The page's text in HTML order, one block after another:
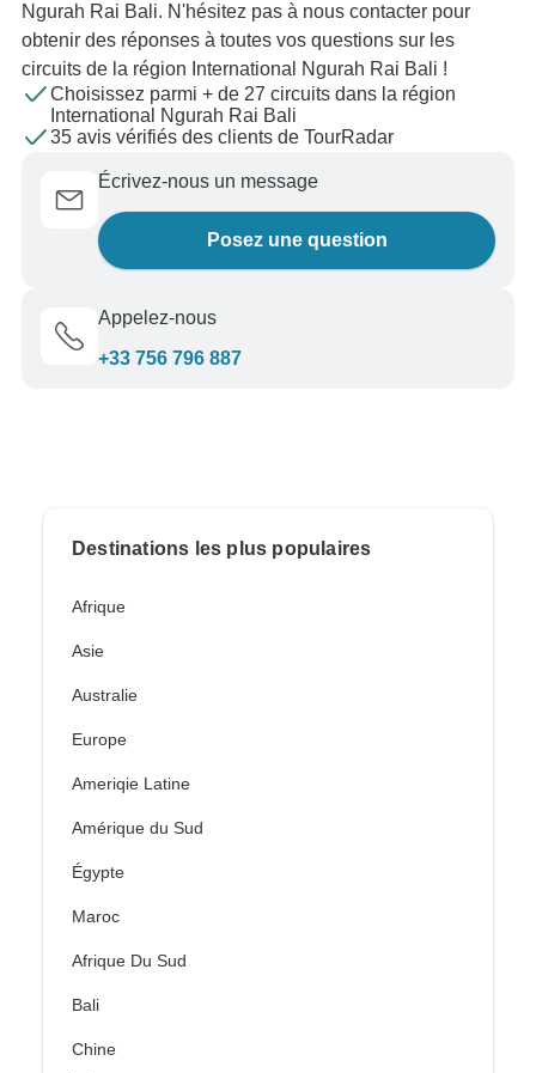
Ngurah Rai Bali. N'hésitez pas à nous contacter pour
obtenir des réponses à toutes vos questions sur les
circuits de la région International Ngurah Rai Bali !
Choisissez parmi + de 27 circuits dans la région
International Ngurah Rai Bali
35 avis vérifiés des clients de TourRadar
Écrivez-nous un message
Posez une question
Appelez-nous
+33 756 796 887
Destinations les plus populaires
Afrique
Asie
Australie
Europe
Ameriqie Latine
Amérique du Sud
Égypte
Maroc
Afrique Du Sud
Bali
Chine